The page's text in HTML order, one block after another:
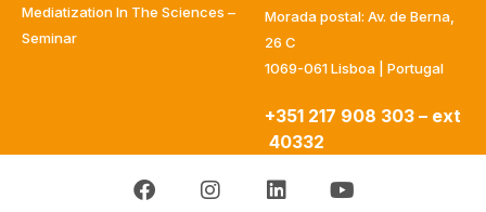
Mediatization In The Sciences –
Seminar
Morada postal: Av. de Berna,
26 C
1069-061 Lisboa | Portugal
+351 217 908 303 – ext
40332